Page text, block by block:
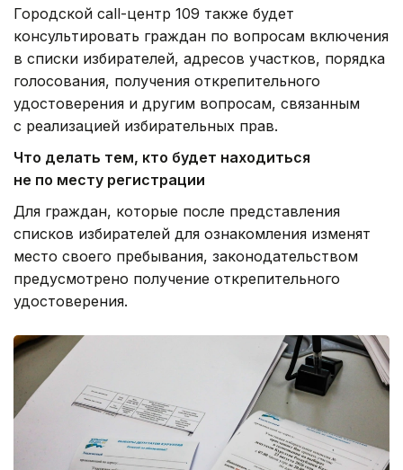
Городской call-центр 109 также будет
консультировать граждан по вопросам включения
в списки избирателей, адресов участков, порядка
голосования, получения открепительного
удостоверения и другим вопросам, связанным
с реализацией избирательных прав.
Что делать тем, кто будет находиться
не по месту регистрации
Для граждан, которые после представления
списков избирателей для ознакомления изменят
место своего пребывания, законодательством
предусмотрено получение открепительного
удостоверения.